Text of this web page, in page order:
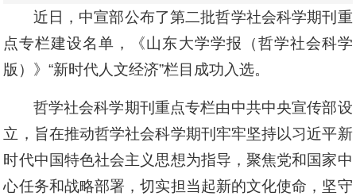
近日，中宣部公布了第二批哲学社会科学期刊重
点专栏建设名单，《山东大学学报（哲学社会科学
版）》“新时代人文经济”栏目成功入选。
哲学社会科学期刊重点专栏由中共中央宣传部设
立，旨在推动哲学社会科学期刊牢牢坚持以习近平新
时代中国特色社会主义思想为指导，聚焦党和国家中
心任务和战略部署，切实担当起新的文化使命，坚守